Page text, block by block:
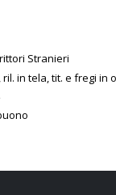
Stranieri
ril. in tela, tit. e fregi in